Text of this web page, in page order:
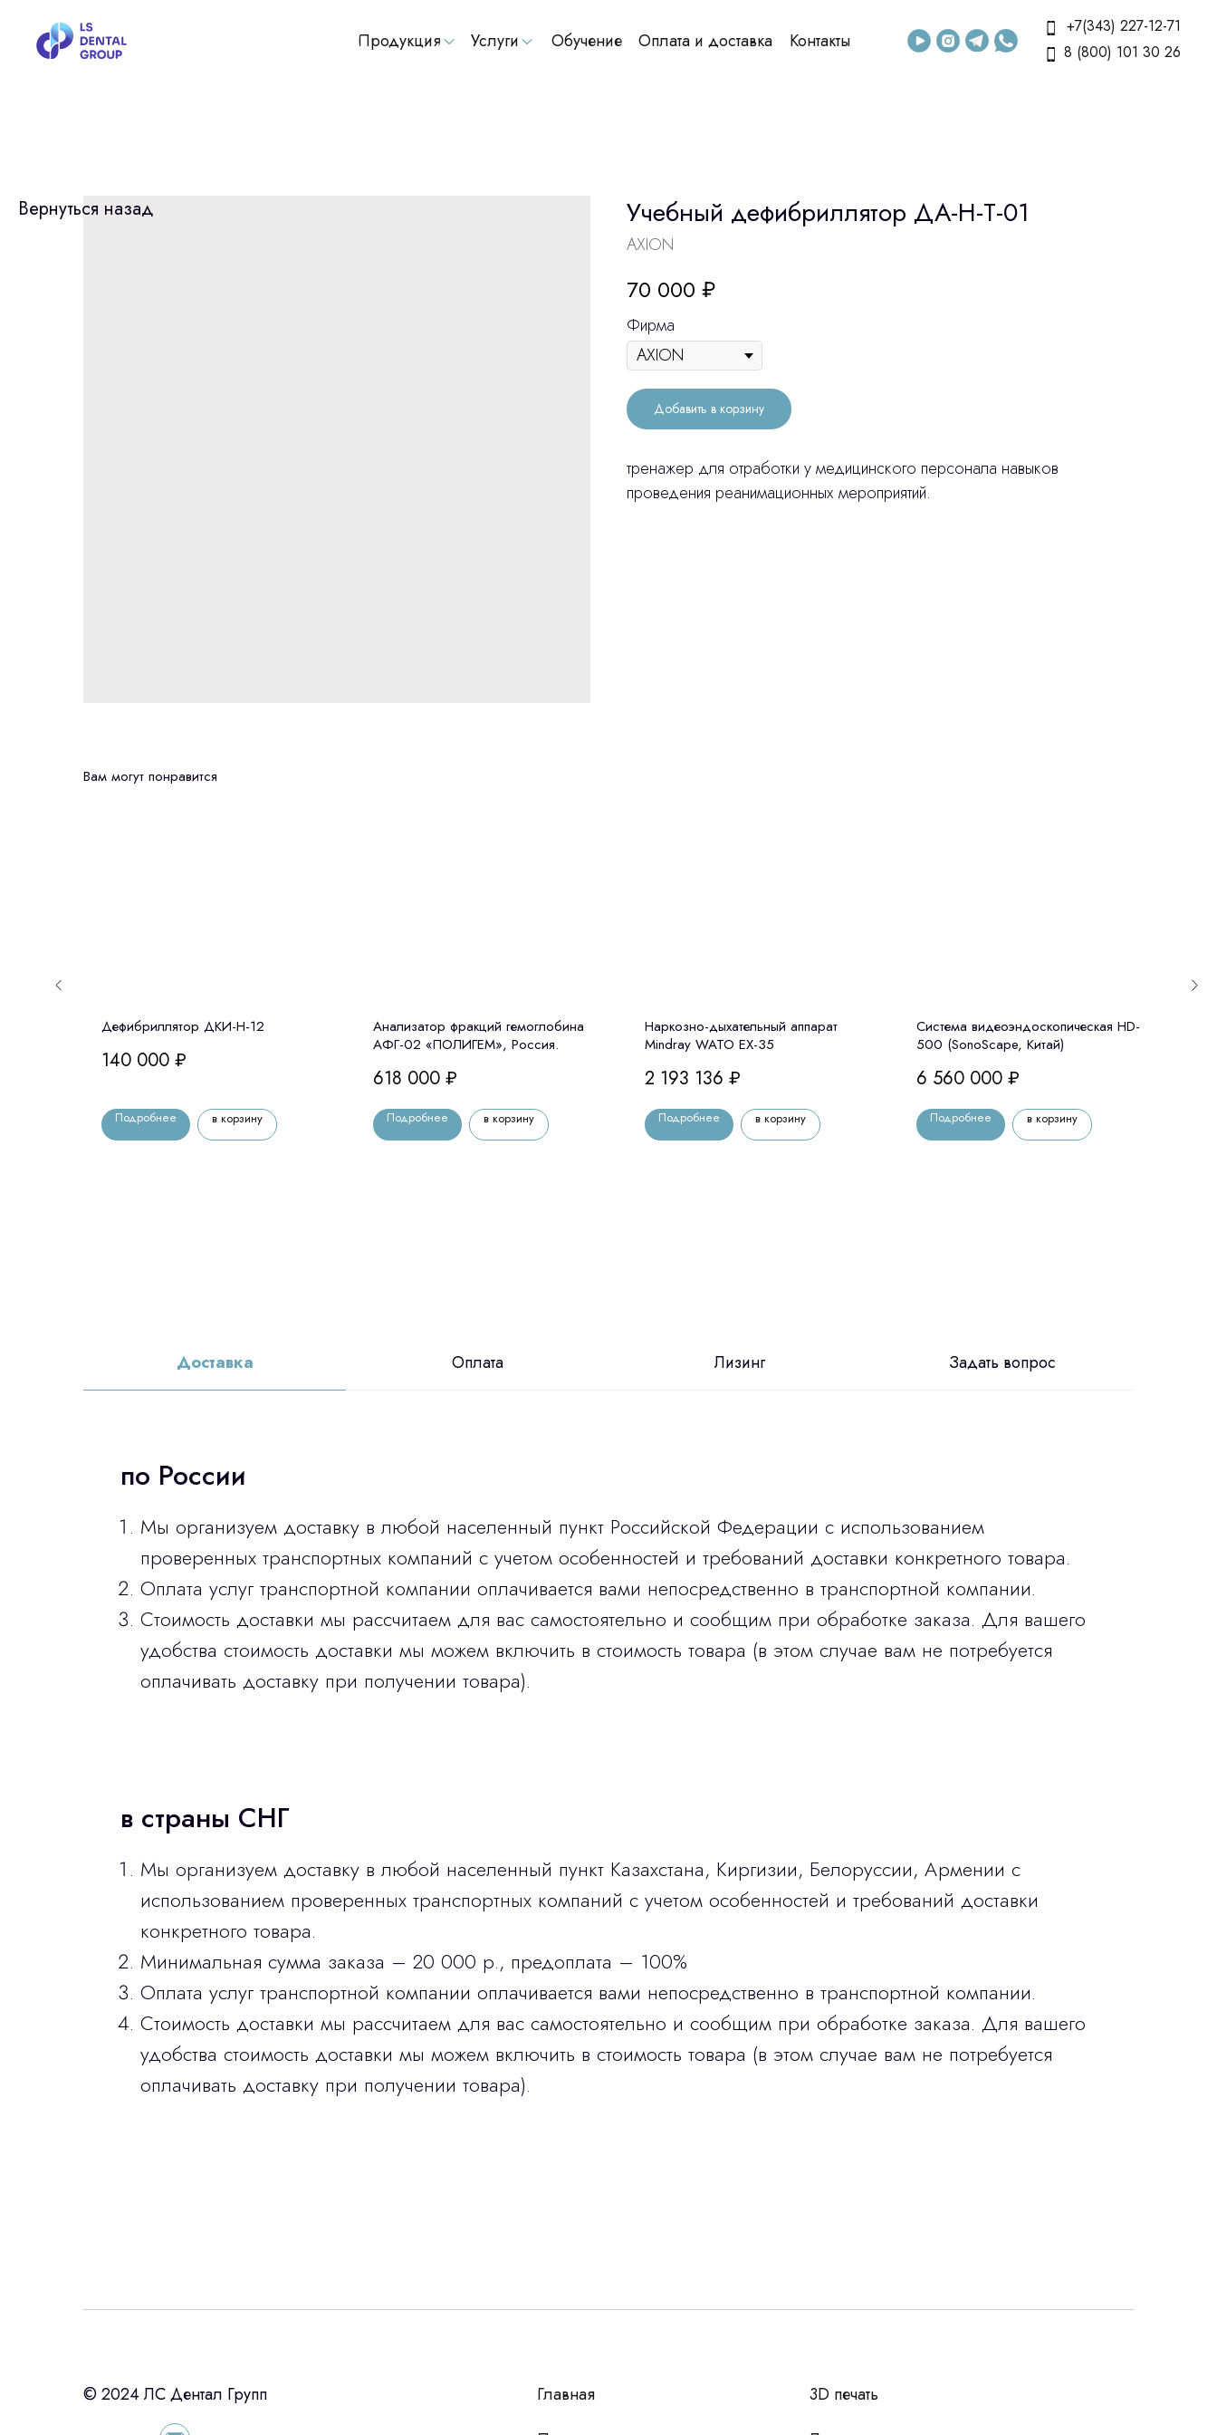
Обучение
Продукция Услуги Оплата и доставка Контакты
+7(343) 227-12-71
8 (800) 101 30 26
Вернуться назад Учебный дефибриллятор ДА-Н-Т-01
AXION
70 000 ₽
Фирма
Добавить в корзину
тренажер для отработки у медицинского персонала навыков
проведения реанимационных мероприятий.
Вам могут понравится
Дефибриллятор ДКИ-Н-12
140 000 ₽
Подробнее в корзину
Анализатор фракций гемоглобина
АФГ-02 «ПОЛИГЕМ», Россия.
618 000 ₽
Подробнее в корзину
Наркозно-дыхательный аппарат
Mindray WATO EX-35
2 193 136 ₽
Подробнее в корзину
Система видеоэндоскопическая HD-
500 (SonoScape, Китай)
6 560 000 ₽
Подробнее в корзину
Доставка Оплата Лизинг Задать вопрос
по России
Мы организуем доставку в любой населенный пункт Российской Федерации с использованием
проверенных транспортных компаний с учетом особенностей и требований доставки конкретного товара.
Оплата услуг транспортной компании оплачивается вами непосредственно в транспортной компании.
Стоимость доставки мы рассчитаем для вас самостоятельно и сообщим при обработке заказа. Для вашего
удобства стоимость доставки мы можем включить в стоимость товара (в этом случае вам не потребуется
оплачивать доставку при получении товара).
в страны СНГ
Мы организуем доставку в любой населенный пункт Казахстана, Киргизии, Белоруссии, Армении с
использованием проверенных транспортных компаний с учетом особенностей и требований доставки
конкретного товара.
Минимальная сумма заказа – 20 000 р., предоплата – 100%
Оплата услуг транспортной компании оплачивается вами непосредственно в транспортной компании.
Стоимость доставки мы рассчитаем для вас самостоятельно и сообщим при обработке заказа. Для вашего
удобства стоимость доставки мы можем включить в стоимость товара (в этом случае вам не потребуется
оплачивать доставку при получении товара).
Остались вопросы
Интересует лизинг?
с помощью нашего партнера ООО «Уралпромлизинг»
подберем выгодные условия по лизингу
© 2024 ЛС Дентал Групп
Главная
3D печать